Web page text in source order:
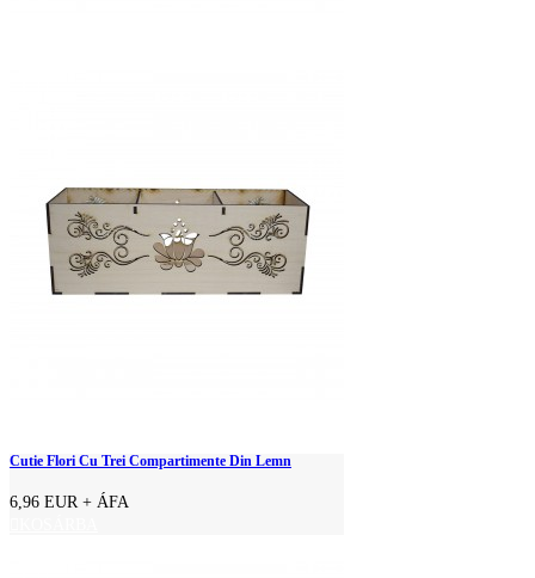
Cutie Flori Cu Trei Compartimente Din Lemn
6,96 EUR + ÁFA